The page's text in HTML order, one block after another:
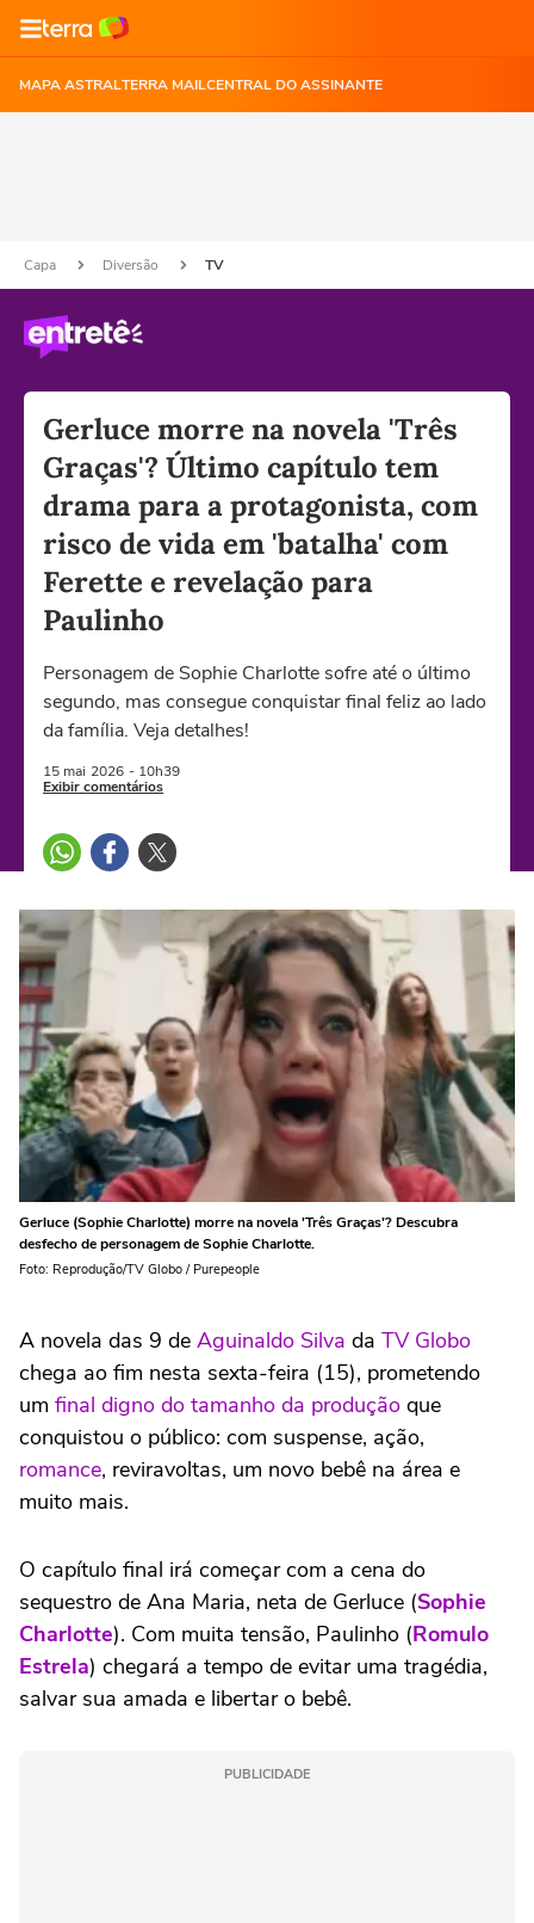
MAPA ASTRALTERRA MAILCENTRAL DO ASSINANTE
Capa Diversão TV
Gerluce morre na novela 'Três
Graças'? Último capítulo tem
drama para a protagonista, com
risco de vida em 'batalha' com
Ferette e revelação para
Paulinho
Personagem de Sophie Charlotte sofre até o último
segundo, mas consegue conquistar final feliz ao lado
da família. Veja detalhes!
15 mai 2026 - 10h39
Exibir comentários
Gerluce (Sophie Charlotte) morre na novela 'Três Graças'? Descubra
desfecho de personagem de Sophie Charlotte.
Foto: Reprodução/TV Globo / Purepeople
A novela das 9 de Aguinaldo Silva da TV Globo
chega ao fim nesta sexta-feira (15), prometendo
um final digno do tamanho da produção que
conquistou o público: com suspense, ação,
romance, reviravoltas, um novo bebê na área e
muito mais.
O capítulo final irá começar com a cena do
sequestro de Ana Maria, neta de Gerluce (Sophie
Charlotte). Com muita tensão, Paulinho (Romulo
Estrela) chegará a tempo de evitar uma tragédia,
salvar sua amada e libertar o bebê.
PUBLICIDADE